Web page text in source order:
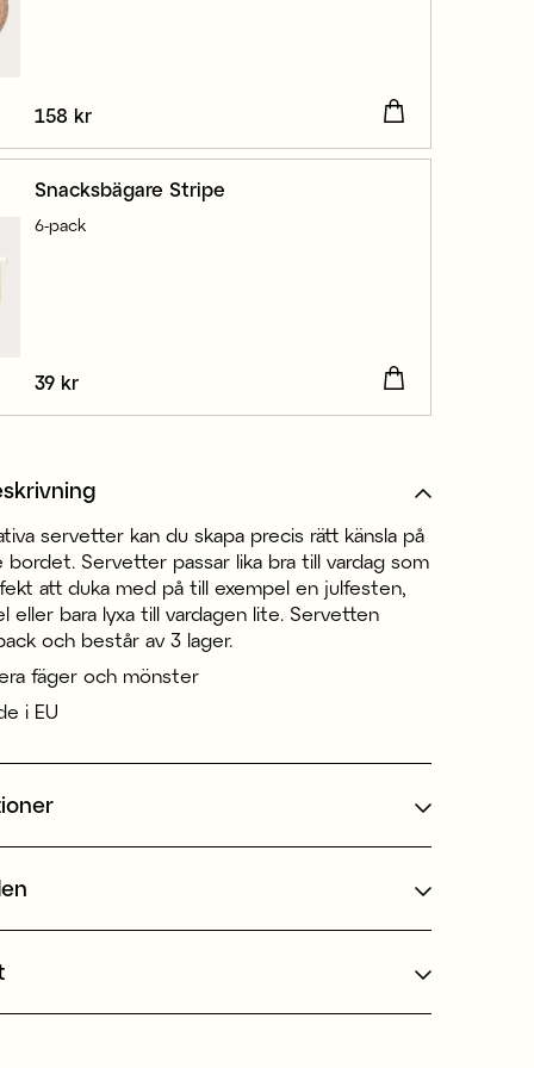
Pris :158 kr
158 kr
Snacksbägare Stripe
6-pack
Pris:
39 kr
servetter kan du skapa precis rätt känsla på
Servetter passar lika bra till vardag som
att duka med på till exempel en julfesten,
eller bara lyxa till vardagen lite. Servetten
och består av 3 lager.
fäger och mönster
i EU